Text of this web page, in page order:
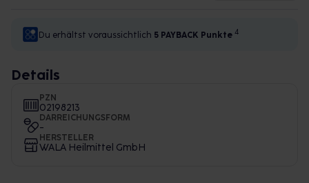
Du erhältst voraussichtlich 5 PAYBACK Punkte 4
Details
PZN
02198213
DARREICHUNGSFORM
-
HERSTELLER
WALA Heilmittel GmbH